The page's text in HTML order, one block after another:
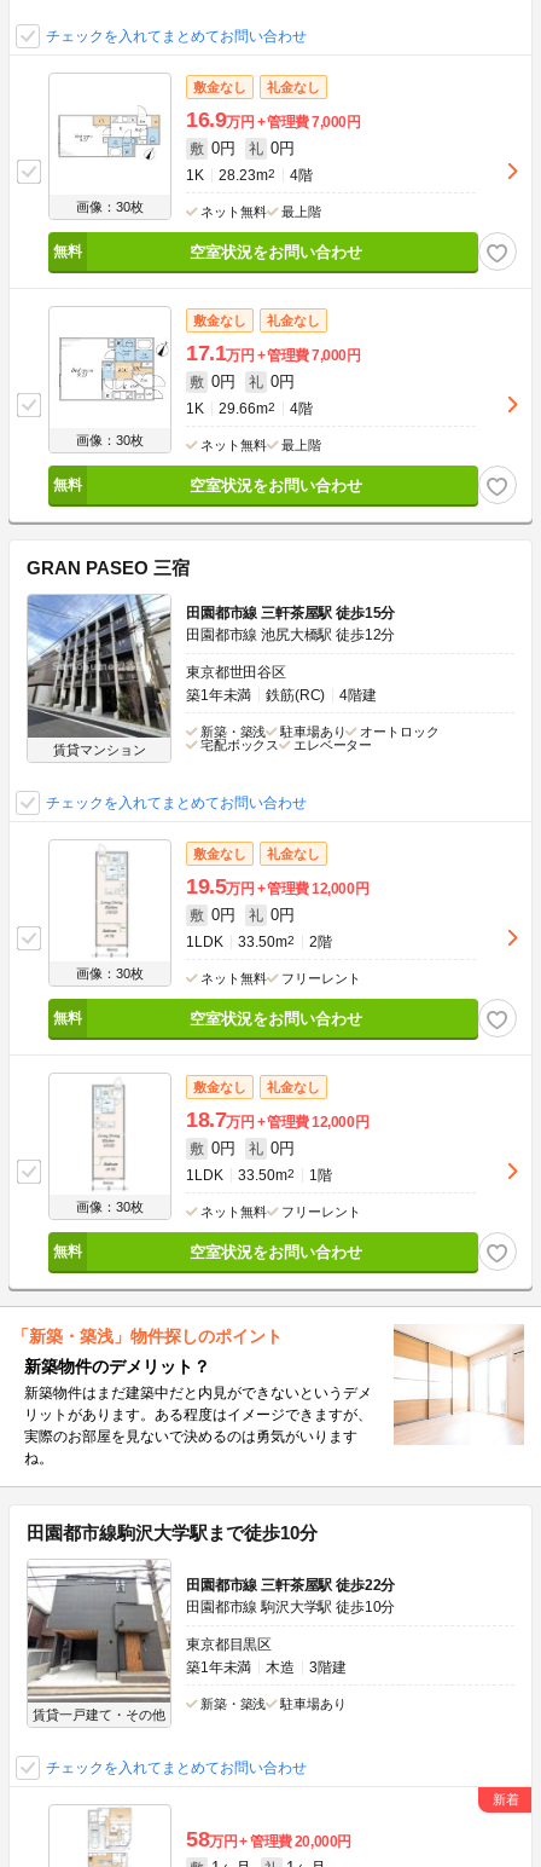
チェックを入れてまとめてお問い合わせ
画像：30枚
敷金なし 礼金なし
16.9万円 管理費7,000円
敷 0円 礼 0円
1K 28.23m2 4階
ネット無料 最上階
空室状況をお問い合わせ
画像：30枚
敷金なし 礼金なし
17.1万円 管理費7,000円
敷 0円 礼 0円
1K 29.66m2 4階
ネット無料 最上階
空室状況をお問い合わせ
GRAN PASEO 三宿
賃貸マンション
田園都市線 三軒茶屋駅 徒歩15分
田園都市線 池尻大橋駅 徒歩12分
東京都世田谷区
築1年未満
鉄筋(RC) 4階建
新築・築浅 駐車場あり
オートロック
宅配ボックス
エレベーター
チェックを入れてまとめてお問い合わせ
画像：30枚
敷金なし 礼金なし
19.5万円 管理費12,000円
敷 0円 礼 0円
1LDK 33.50m2 2階
ネット無料 フリーレント
空室状況をお問い合わせ
画像：30枚
敷金なし 礼金なし
18.7万円 管理費12,000円
敷 0円 礼 0円
1LDK 33.50m2 1階
ネット無料 フリーレント
空室状況をお問い合わせ
「新築・築浅」物件探しのポイント
新築物件のデメリット？
新築物件はまだ建築中だと内見ができないというデメ
リットがあります。ある程度はイメージできますが、
実際のお部屋を見ないで決めるのは勇気がいります
ね。
田園都市線駒沢大学駅まで徒歩10分
賃貸一戸建て・その他
田園都市線 三軒茶屋駅 徒歩22分
田園都市線 駒沢大学駅 徒歩10分
東京都目黒区
築1年未満
木造 3階建
新築・築浅 駐車場あり
チェックを入れてまとめてお問い合わせ
58万円 管理費20,000円